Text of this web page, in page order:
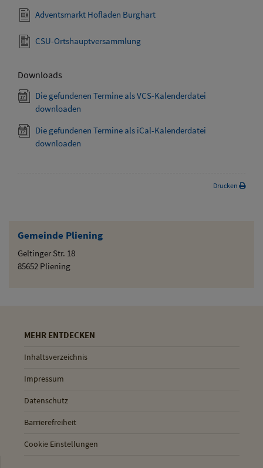
Gemeinde Pliening
Geltinger Str. 18
85652 Pliening
Adventsmarkt Hofladen Burghart
CSU-Ortshauptversammlung
Downloads
Die gefundenen Termine als VCS-Kalenderdatei
downloaden
Die gefundenen Termine als iCal-Kalenderdatei
downloaden
Drucken
MEHR ENTDECKEN
Inhaltsverzeichnis
Impressum
Datenschutz
Barrierefreiheit
Cookie Einstellungen